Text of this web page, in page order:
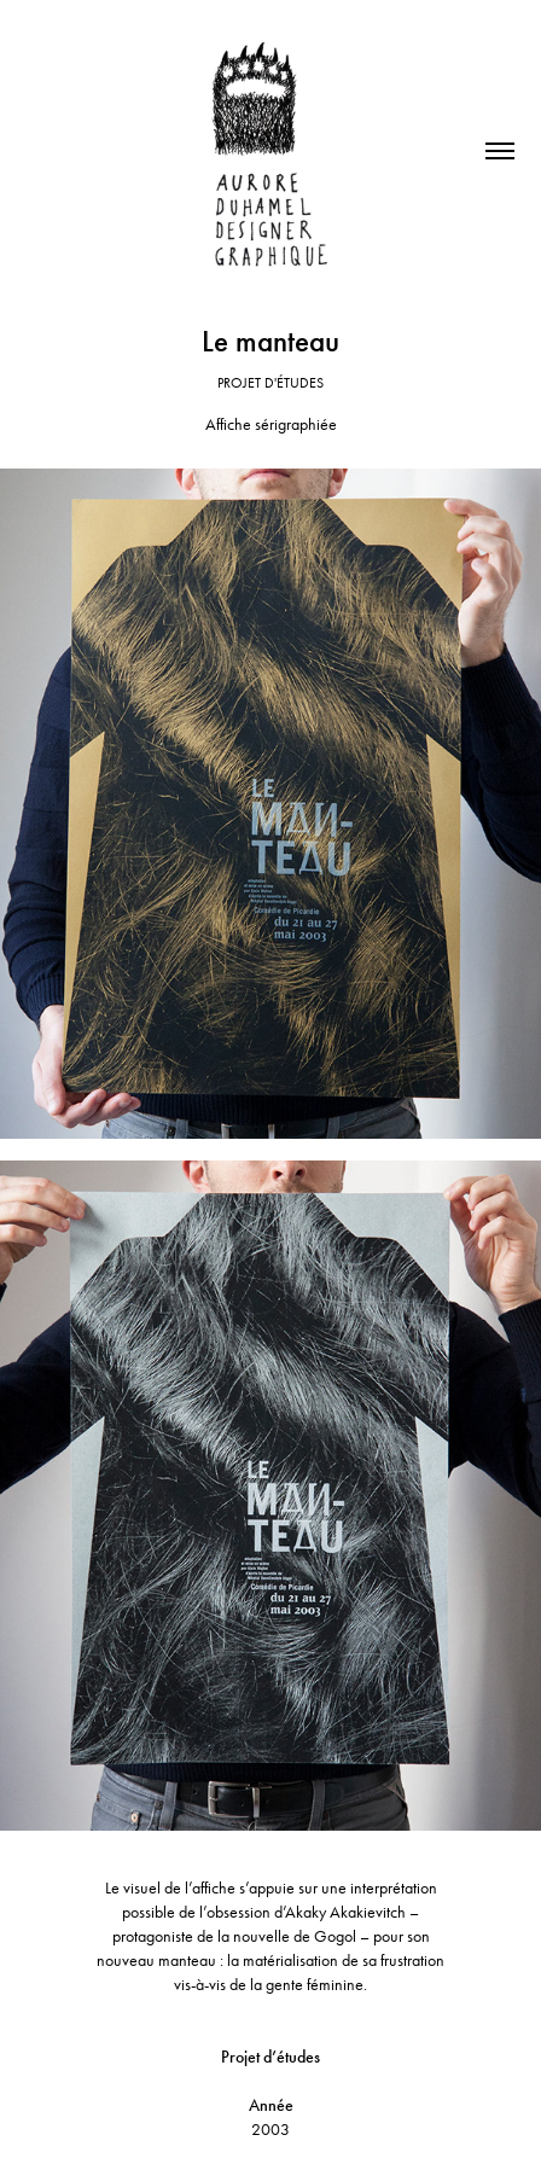
Le manteau
PROJET D'ÉTUDES
Affiche sérigraphiée
Le visuel de l’affiche s’appuie sur une interprétation
possible de l’obsession d’Akaky Akakievitch –
protagoniste de la nouvelle de Gogol – pour son
nouveau manteau : la matérialisation de sa frustration
vis-à-vis de la gente féminine.
Projet d’études
Année
2003